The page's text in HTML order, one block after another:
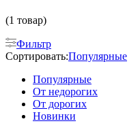
(1 товар)
Фильтр
Сортировать:Популярные
Популярные
От недорогих
От дорогих
Новинки